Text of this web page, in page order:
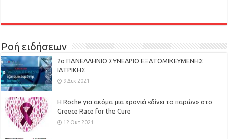
Ροή ειδήσεων
2ο ΠΑΝΕΛΛΗΝΙΟ ΣΥΝΕΔΡΙΟ ΕΞΑΤΟΜΙΚΕΥΜΕΝΗΣ
ΙΑΤΡΙΚΗΣ
9 Δεκ 2021
H Roche για ακόμα μια χρονιά «δίνει το παρών» στο
Greece Race for the Cure
12 Οκτ 2021